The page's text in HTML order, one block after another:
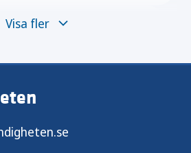
påverkan på folkhälsa
Visa fler